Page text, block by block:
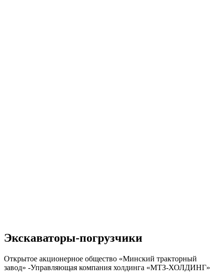
Экскаваторы-погрузчики
Открытое акционерное общество «Минский тракторный
завод» -Управляющая компания холдинга «МТЗ-ХОЛДИНГ»